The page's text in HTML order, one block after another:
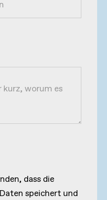
dass die
speichert und